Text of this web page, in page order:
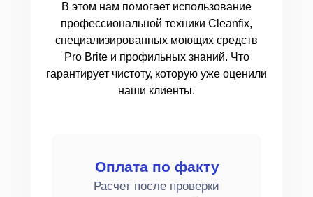
В этом нам помогает использование
профессиональной техники Cleanfix,
специализированных моющих средств
Pro Brite и профильных знаний. Что
гарантирует чистоту, которую уже оценили
наши клиенты.
Оплата по факту
Расчет после проверки